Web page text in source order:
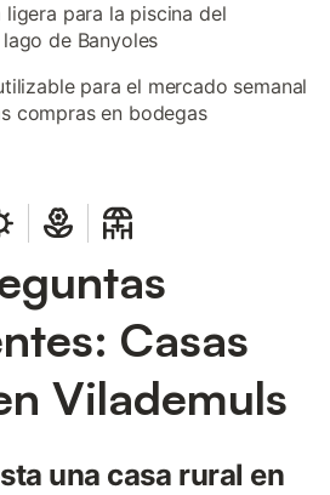
ligera para la piscina del
de Banyoles
para el mercado semanal
compras en bodegas
Casas
Vilademuls
una casa rural en